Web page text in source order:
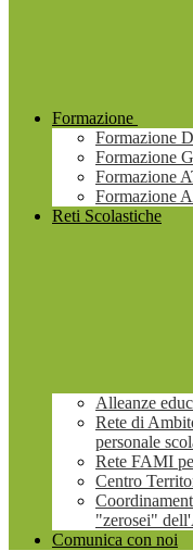
Formazione
Formazione
Formazione
Formazione
Formazione
Reti Scolastiche
Alleanze
Rete di
personale
Rete FAMI
Centro
"zerosei"
Comunica con noi